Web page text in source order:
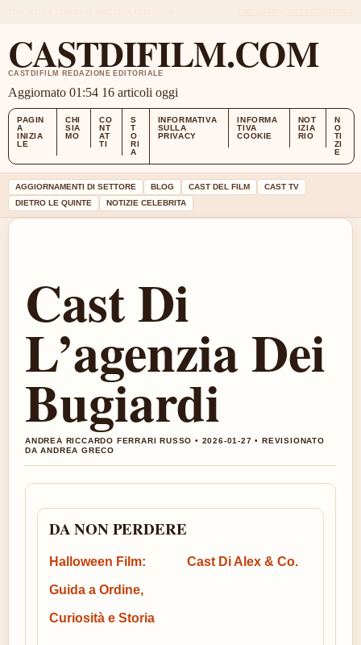
CASTDIFILM.COM
CASTDIFILM REDAZIONE EDITORIALE
Aggiornato 01:54 16 articoli oggi
PAGIN
A
INIZIA
LE
CHI
SIA
MO
CO
NT
AT
TI
S
T
O
RI
A
INFORMATIVA
SULLA
PRIVACY
INFORMA
TIVA
COOKIE
NOT
IZIA
RIO
N
O
TI
ZI
E
AGGIORNAMENTI DI SETTORE BLOG CAST DEL FILM
CAST TV
DIETRO LE QUINTE
NOTIZIE CELEBRITA
Cast Di
L’agenzia Dei
Bugiardi
ANDREA RICCARDO FERRARI RUSSO • 2026-01-27 • REVISIONATO
DA ANDREA GRECO
DA NON PERDERE
Halloween Film:
Guida a Ordine,
Curiosità e Storia
Cast Di Alex & Co.